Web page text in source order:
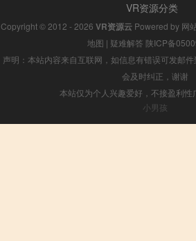
VR资源分类
Copyright © 2012 - 2026 VR资源云Powered by 网
地图 | 疑难解答 陕ICP备
声明：本站内容来自互联网，如信息有错误可发邮
会及时纠正，谢谢
本站仅为个人兴趣爱好，不接盈利性
小男孩